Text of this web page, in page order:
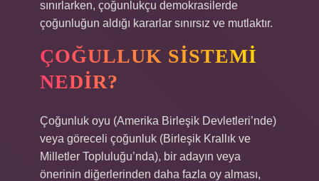
sınırlarken, çoğunlukçu demokrasilerde
çoğunluğun aldığı kararlar sınırsız ve mutlaktır.
ÇOĞULLUK SISTEMI
NEDIR?
Çoğunluk oyu (Amerika Birleşik Devletleri’nde)
veya göreceli çoğunluk (Birleşik Krallık ve
Milletler Topluluğu’nda), bir adayın veya
önerinin diğerlerinden daha fazla oy alması,